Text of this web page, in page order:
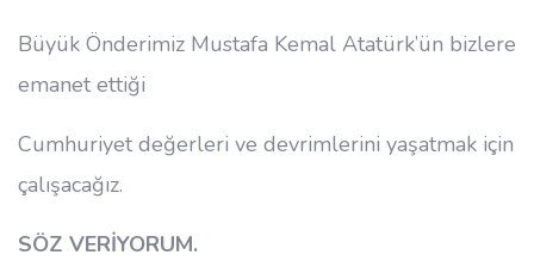
Büyük Önderimiz Mustafa Kemal Atatürk’ün bizlere
emanet ettiği
Cumhuriyet değerleri ve devrimlerini yaşatmak için
çalışacağız.
SÖZ VERİYORUM.